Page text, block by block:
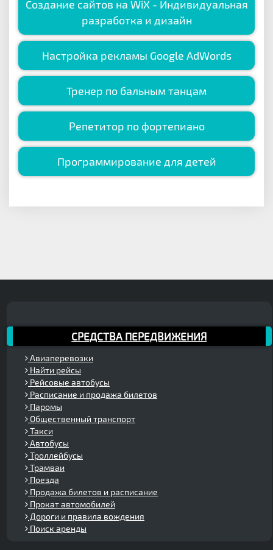
Создание сайтов на WiX - Индивидуальная
разработка и дизайн
Настройка рекламы Google AdWords
Тренер по бальным танцам
Репетитор по фортепиано
Программирование для детей
СРЕДСТВА ПЕРЕДВИЖЕНИЯ
Авиаперевозки
Найти рейсы
Рейсовые автобусы
Расписание и продажа билетов
Паромы
Общественный транспорт
Такси
Автобусы
Троллейбусы
Трамваи
Поезда
Продажа билетов и расписание
Прокат автомобилей
Дороги и правила вождения
Поиск аренды